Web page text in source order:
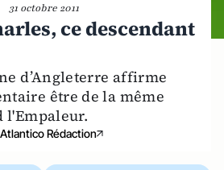
31 octobre 2011
ce descendant
d’Angleterre affirme
être de la même
l'Empaleur.
Atlantico Rédaction